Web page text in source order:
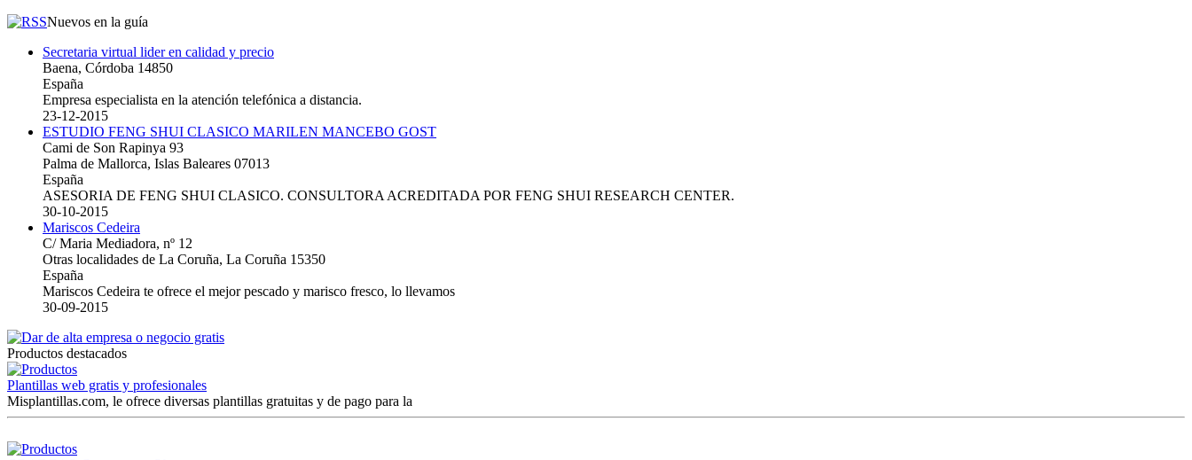
Nuevos en la guía
Secretaria virtual lider en calidad y precio
Baena, Córdoba 14850
España
Empresa especialista en la atención telefónica a distancia.
23-12-2015
ESTUDIO FENG SHUI CLASICO MARILEN MANCEBO GOST
Cami de Son Rapinya 93
Palma de Mallorca, Islas Baleares 07013
España
ASESORIA DE FENG SHUI CLASICO. CONSULTORA ACREDITADA POR FENG SHUI RESEARCH CENTER.
30-10-2015
Mariscos Cedeira
C/ Maria Mediadora, nº 12
Otras localidades de La Coruña, La Coruña 15350
España
Mariscos Cedeira te ofrece el mejor pescado y marisco fresco, lo llevamos
30-09-2015
Productos destacados
Plantillas web gratis y profesionales
Misplantillas.com, le ofrece diversas plantillas gratuitas y de pago para la